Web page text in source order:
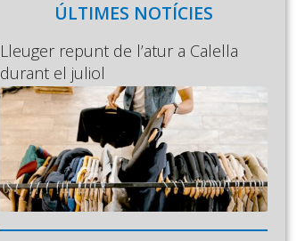
ÚLTIMES NOTÍCIES
Lleuger repunt de l’atur a Calella
durant el juliol